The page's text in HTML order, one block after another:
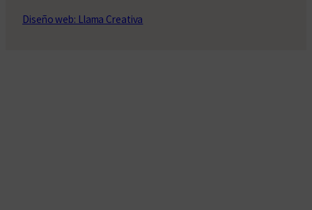
Diseño web: Llama Creativa